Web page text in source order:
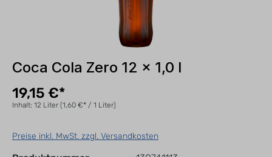
Coca Cola Zero 12 x 1,0 l
19,15 €*
Inhalt: 12 Liter (1,60 €* / 1 Liter)
Preise inkl. MwSt. zzgl. Versandkosten